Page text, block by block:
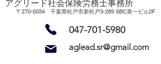
アグリード社会保険労務士事務所
〒270-0034 千葉県松戸市新松戸3-289 SBC第一ビル2F
047-701-5980
aglead.sr@gmail.com